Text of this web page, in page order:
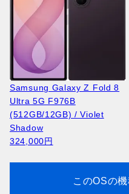
Samsung Galaxy A27 5G
A2760 (128GB/8GB) / Light
Green
76,000円
Huawei Pura 90s Pro MLN-
LX9 (512GB/12GB) /
Guava Soda (Global)
164,400円
Apple iPhone Air A3260
(256GB/12GB) / Space
Black
168,100円
NOKIA 105 2023 TA-1546 /
Black
13,400円
Samsung Galaxy Z Fold 8
Ultra 5G F976B
(512GB/12GB) / Violet
Shadow
324,000円
このOSの